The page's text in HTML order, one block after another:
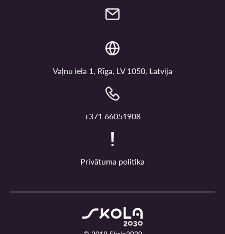
Vaļņu iela 1, Rīga, LV 1050, Latvija
+371 66051908
Privātuma politika